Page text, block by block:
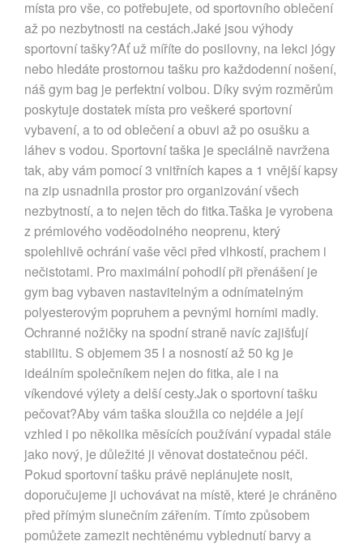
místa pro vše, co potřebujete, od sportovního oblečení
až po nezbytnosti na cestách.Jaké jsou výhody
sportovní tašky?Ať už míříte do posilovny, na lekci jógy
nebo hledáte prostornou tašku pro každodenní nošení,
náš gym bag je perfektní volbou. Díky svým rozměrům
poskytuje dostatek místa pro veškeré sportovní
vybavení, a to od oblečení a obuvi až po osušku a
láhev s vodou. Sportovní taška je speciálně navržena
tak, aby vám pomocí 3 vnitřních kapes a 1 vnější kapsy
na zip usnadnila prostor pro organizování všech
nezbytností, a to nejen těch do fitka.Taška je vyrobena
z prémiového voděodolného neoprenu, který
spolehlivě ochrání vaše věci před vlhkostí, prachem i
nečistotami. Pro maximální pohodlí při přenášení je
gym bag vybaven nastavitelným a odnímatelným
polyesterovým popruhem a pevnými horními madly.
Ochranné nožičky na spodní straně navíc zajišťují
stabilitu. S objemem 35 l a nosností až 50 kg je
ideálním společníkem nejen do fitka, ale i na
víkendové výlety a delší cesty.Jak o sportovní tašku
pečovat?Aby vám taška sloužila co nejdéle a její
vzhled i po několika měsících používání vypadal stále
jako nový, je důležité ji věnovat dostatečnou péči.
Pokud sportovní tašku právě neplánujete nosit,
doporučujeme ji uchovávat na místě, které je chráněno
před přímým slunečním zářením. Tímto způsobem
pomůžete zamezit nechtěnému vyblednutí barvy a